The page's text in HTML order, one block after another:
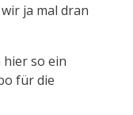
ja mal dran
hier so ein
für die